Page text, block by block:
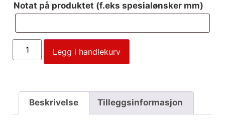
Notat på produktet (f.eks spesialønsker mm)
Legg i handlekurv
Beskrivelse Tilleggsinformasjon